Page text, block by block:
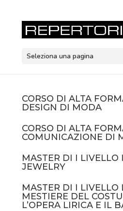
Seleziona una pagina
CORSO DI ALTA
DESIGN DI MODA
CORSO DI ALTA
COMUNICAZIONE DI
MASTER DI I LIVELLO
JEWELRY
MASTER DI I LIVELLO
MESTIERE DEL
L’OPERA LIRICA E IL